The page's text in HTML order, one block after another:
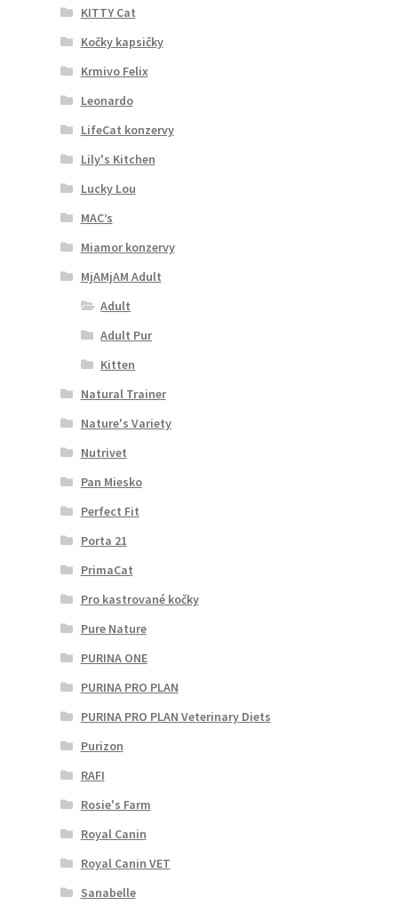
KITTY Cat
Kočky kapsičky
Krmivo Felix
Leonardo
LifeCat konzervy
Lily's Kitchen
Lucky Lou
MAC’s
Miamor konzervy
MjAMjAM Adult
Adult
Adult Pur
Kitten
Natural Trainer
Nature's Variety
Nutrivet
Pan Miesko
Perfect Fit
Porta 21
PrimaCat
Pro kastrované kočky
Pure Nature
PURINA ONE
PURINA PRO PLAN
PURINA PRO PLAN Veterinary Diets
Purizon
RAFI
Rosie's Farm
Royal Canin
Royal Canin VET
Sanabelle